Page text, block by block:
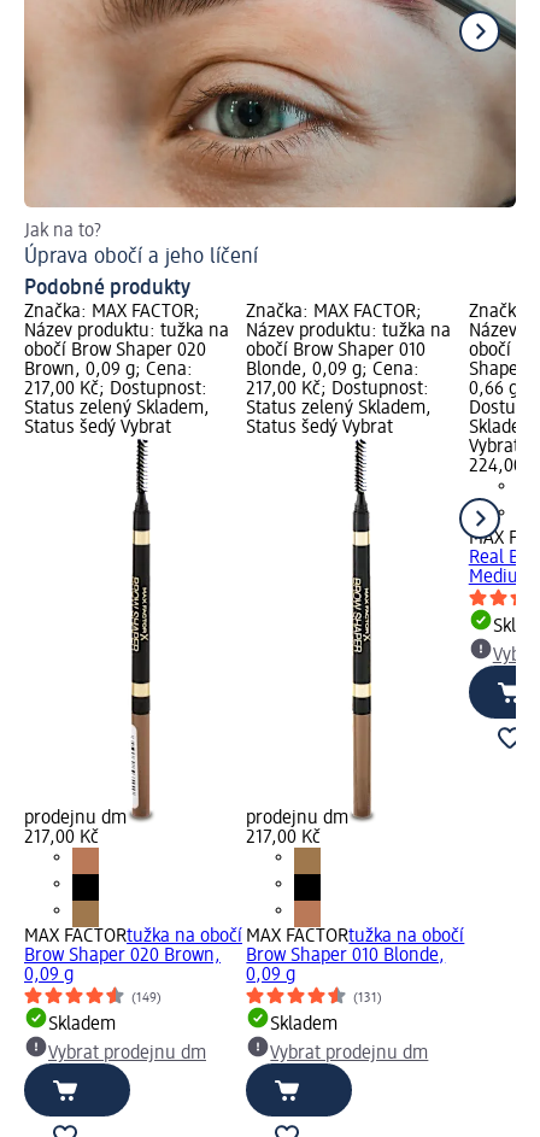
Jak na to?
Úprava obočí a jeho líčení
Podobné produkty
Značka: MAX FACTOR;
Název produktu: tužka na
obočí Brow Shaper 020
Brown, 0,09 g; Cena:
217,00 Kč; Dostupnost:
Status zelený Skladem,
Status šedý Vybrat
prodejnu dm
217,00 Kč
MAX FACTORtužka na obočí
Brow Shaper 020 Brown,
0,09 g
(149)
Skladem
Vybrat prodejnu dm
Značka: MAX FACTOR;
Název produktu: tužka na
obočí Brow Shaper 010
Blonde, 0,09 g; Cena:
217,00 Kč; Dostupnost:
Status zelený Skladem,
Status šedý Vybrat
prodejnu dm
217,00 Kč
MAX FACTORtužka na obočí
Brow Shaper 010 Blonde,
0,09 g
(131)
Skladem
Vybrat prodejnu dm
Značka:
Název
obočí
Shape
0,66 g;
Vybrat
224,00
MAX
Real